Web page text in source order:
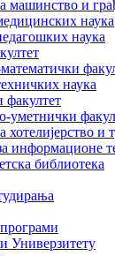
машинство и
наука
наука
наука
уметнички
хотелијерство и
информационе
библиотека
Универзитету